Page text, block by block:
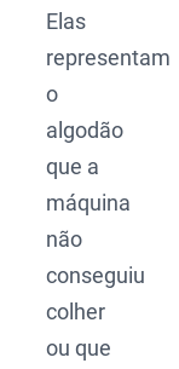
Elas
representam
o
algodão
que a
máquina
não
conseguiu
colher
ou que